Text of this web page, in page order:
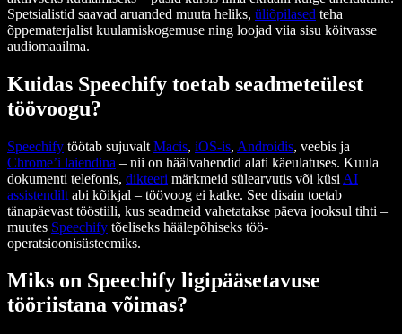
Spetsialistid saavad aruanded muuta heliks, üliõpilased teha
õppematerjalist kuulamiskogemuse ning loojad viia sisu köitvasse
audiomaailma.
Kuidas Speechify toetab seadmeteülest
töövoogu?
Speechify töötab sujuvalt Macis, iOS-is, Androidis, veebis ja
Chrome’i laiendina – nii on häälvahendid alati käeulatuses. Kuula
dokumenti telefonis, dikteeri märkmeid sülearvutis või küsi AI
assistendilt abi kõikjal – töövoog ei katke. See disain toetab
tänapäevast tööstiili, kus seadmeid vahetatakse päeva jooksul tihti –
muutes Speechify tõeliseks häälepõhiseks töö-
operatsioonisüsteemiks.
Miks on Speechify ligipääsetavuse
tööriistana võimas?